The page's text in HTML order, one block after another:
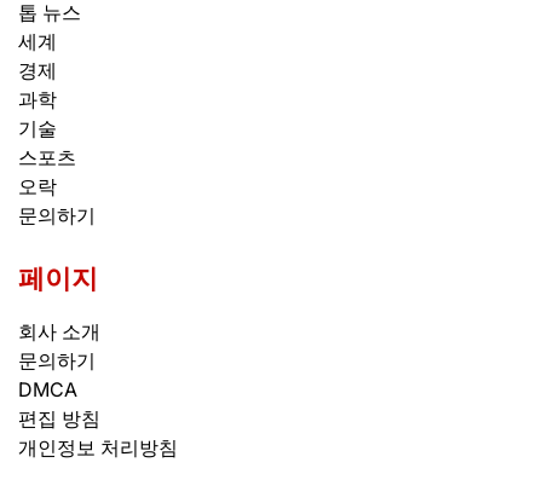
톱 뉴스
세계
경제
과학
기술
스포츠
오락
문의하기
페이지
회사 소개
문의하기
DMCA
편집 방침
개인정보 처리방침